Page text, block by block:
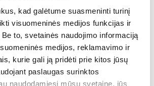
kad galėtume suasmeninti turinį
visuomeninės medijos funkcijas ir
to, svetainės naudojimo informaciją
medijos, reklamavimo ir
kurie gali ją pridėti prie kitos jūsų
paslaugas surinktos
naudodamiesi mūsų svetaine, jūs
Kavaliūnienė
internetu
+370 (37) 75 08 66
Daugiau informacijos